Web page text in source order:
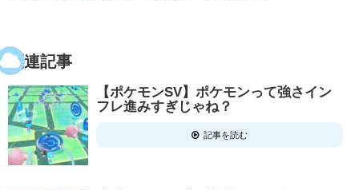
関連記事
【ポケモンSV】ポケモンって強さイン
フレ進みすぎじゃね？
記事を読む